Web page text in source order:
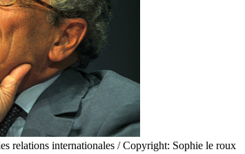
relations internationales / Copyright: Sophie le roux